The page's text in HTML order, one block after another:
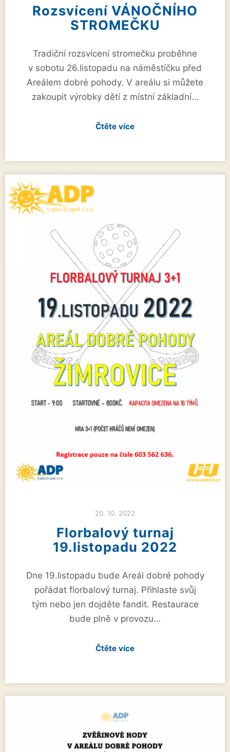
Rozsvícení VÁNOČNÍHO
STROMEČKU
Tradiční rozsvícení stromečku proběhne
v sobotu 26.listopadu na náměstíčku před
Areálem dobré pohody. V areálu si můžete
zakoupit výrobky dětí z místní základní…
Čtěte více
20. 10. 2022
Florbalový turnaj
19.listopadu 2022
Dne 19.listopadu bude Areál dobré pohody
pořádat florbalový turnaj. Přihlaste svůj
tým nebo jen dojděte fandit. Restaurace
bude plně v provozu…
Čtěte více